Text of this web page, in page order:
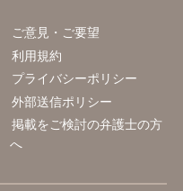
ご意見・ご要望
利用規約
プライバシーポリシー
外部送信ポリシー
掲載をご検討の弁護士の方
へ